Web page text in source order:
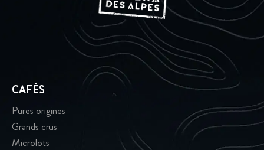
CAFÉS
Pures origines
Grands crus
Microlots